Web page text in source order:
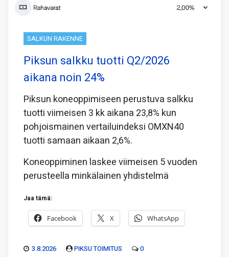
SALKUN RAKENNE
Piksun salkku tuotti Q2/2026
aikana noin 24%
Piksun koneoppimiseen perustuva salkku
tuotti viimeisen 3 kk aikana 23,8% kun
pohjoismainen vertailuindeksi OMXN40
tuotti samaan aikaan 2,6%.
Koneoppiminen laskee viimeisen 5 vuoden
perusteella minkälainen yhdistelmä
Jaa tämä:
Facebook X WhatsApp
3.8.2026 PIKSU TOIMITUS 0